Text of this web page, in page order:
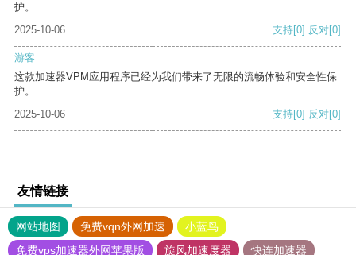
护。
2025-10-06
支持[0] 反对[0]
游客
这款加速器VPM应用程序已经为我们带来了无限的流畅体验和安全性保
护。
2025-10-06
支持[0] 反对[0]
友情链接
网站地图 免费vqn外网加速
小蓝鸟
免费vps加速器外网苹果版
旋风加速度器 快连加速器